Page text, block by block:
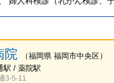
院 （福岡県 福岡市中央区）
駅 / 薬院駅
3-5-11